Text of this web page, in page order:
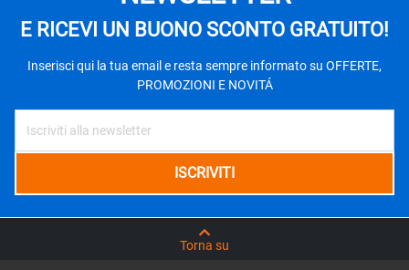
E RICEVI UN BUONO SCONTO GRATUITO!
Inserisci qui la tua email e resta sempre informato su OFFERTE,
PROMOZIONI E NOVITÁ
Torna su